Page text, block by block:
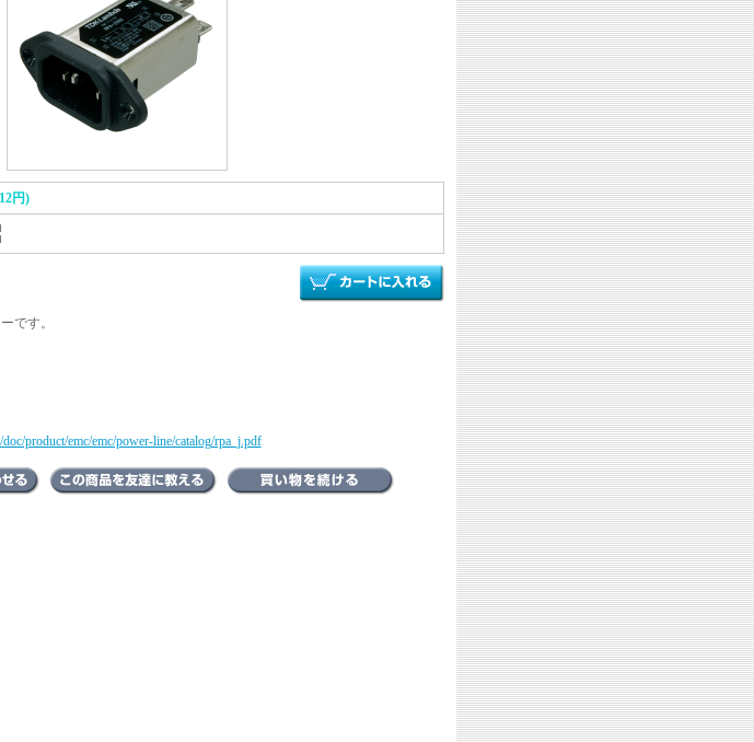
円)
です。
product/emc/emc/power-line/catalog/rpa_j.pdf